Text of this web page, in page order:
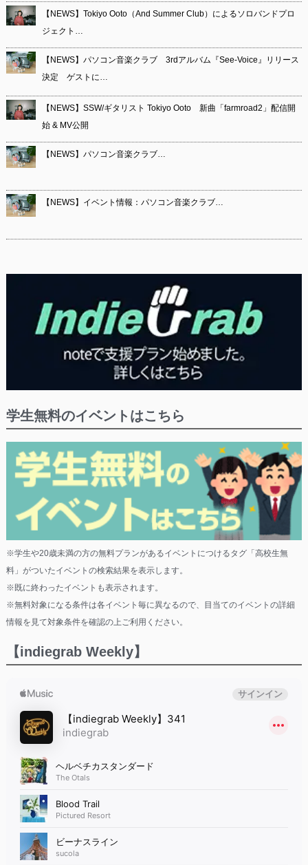
【NEWS】Tokiyo Ooto（And Summer Club）によるソロバンドプロ
ジェクト…
【NEWS】パソコン音楽クラブ 3rdアルバム『See-Voice』リリース
決定 ゲストに…
【NEWS】SSW/ギタリスト Tokiyo Ooto 新曲「farmroad2」配信開
始 & MV公開
【NEWS】パソコン音楽クラブ…
【NEWS】イベント情報：パソコン音楽クラブ…
学生無料のイベントはこちら
※学生や20歳未満の方の無料プランがあるイベントにつけるタグ「高校生無
料」がついたイベントの検索結果を表示します。
※既に終わったイベントも表示されます。
※無料対象になる条件は各イベント毎に異なるので、目当てのイベントの詳細
情報を見て対象条件を確認の上ご利用ください。
【indiegrab Weekly】